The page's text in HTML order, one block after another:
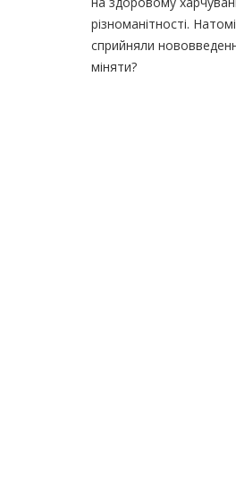
різноманітності.
сприйняли
міняти?